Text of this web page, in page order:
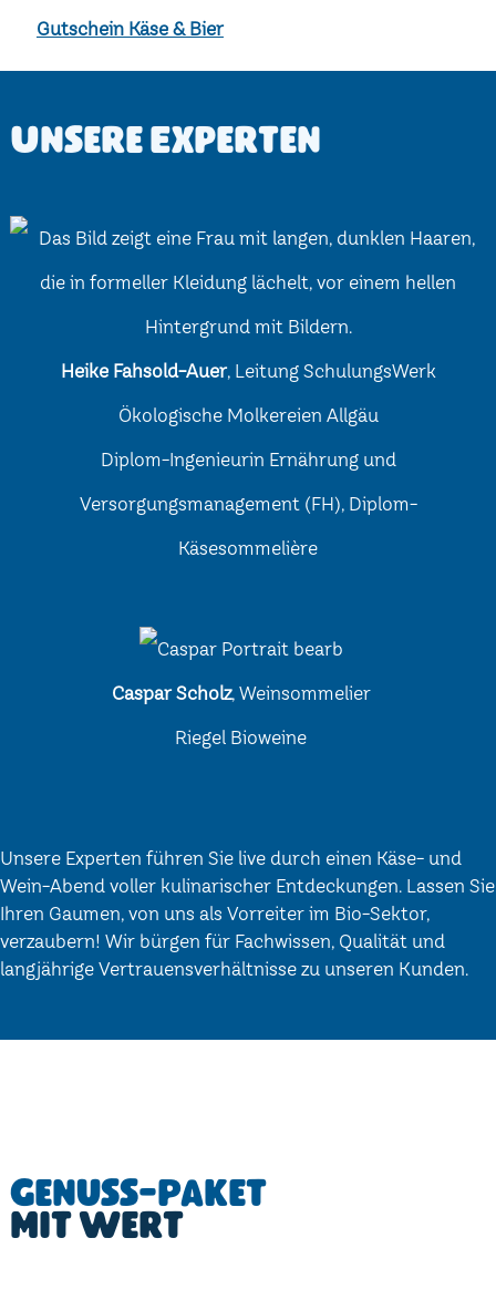
Gutschein Käse & Bier
Unsere Experten
Heike Fahsold-Auer, Leitung SchulungsWerk
Ökologische Molkereien Allgäu
Diplom-Ingenieurin Ernährung und
Versorgungsmanagement (FH), Diplom-
Käsesommelière
Caspar Scholz, Weinsommelier
Riegel Bioweine
Unsere Experten führen Sie live durch einen Käse- und
Wein-Abend voller kulinarischer Entdeckungen. Lassen Sie
Ihren Gaumen, von uns als Vorreiter im Bio-Sektor,
verzaubern! Wir bürgen für Fachwissen, Qualität und
langjährige Vertrauensverhältnisse zu unseren Kunden.
Genuss-Paket
mit Wert